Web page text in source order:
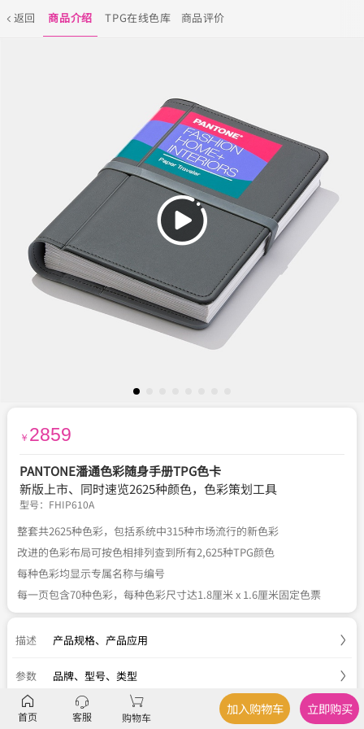
返回 商品介绍 TPG在线色库 商品评价
￥ 2859
PANTONE潘通色彩随身手册TPG色卡
新版上市、同时速览2625种颜色，色彩策划工具
型号： FHIP610A
整套共2625种色彩，包括系统中315种市场流行的新色彩
改进的色彩布局可按色相排列查到所有2,625种TPG颜色
每种色彩均显示专属名称与编号
每一页包含70种色彩，每种色彩尺寸达1.8厘米 x 1.6厘米固定色票
描述 产品规格、 产品应用
参数 品牌、型号、类型
服务 官方正品 关于税费、 七天退换
首页 客服 购物车
加入购物车 立即购买